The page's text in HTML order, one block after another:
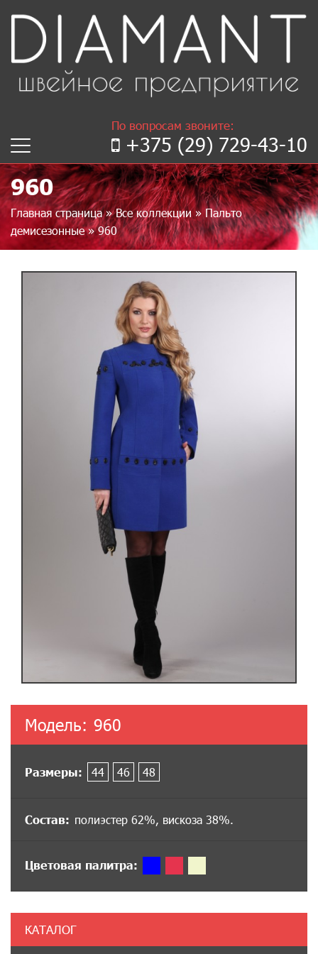
По вопросам звоните:
+375 (29) 729-43-10
960
Главная страница»Все коллекции»Пальто
демисезонные»960
Модель: 960
Размеры: 44 46 48
Состав: полиэстер 62%, вискоза 38%.
Цветовая палитра:
КАТАЛОГ